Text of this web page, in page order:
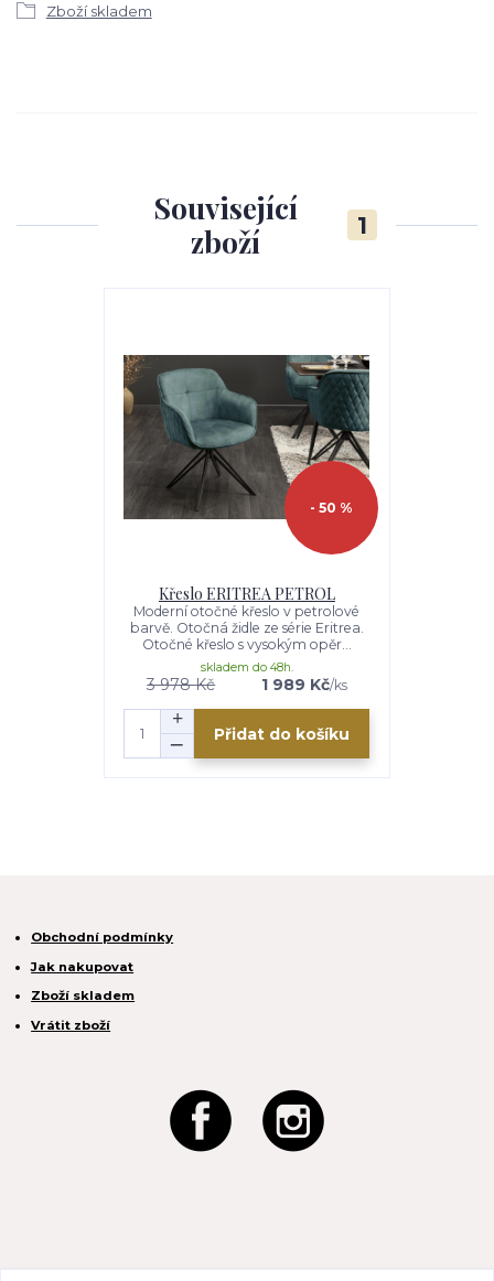
Zboží skladem
Související
zboží
1
- 50 %
Křeslo ERITREA PETROL
Moderní otočné křeslo v petrolové
barvě. Otočná židle ze série Eritrea.
Otočné křeslo s vysokým opěr...
3 978 Kč 1 989 Kč/ks
skladem do 48h.
Přidat do košíku
Obchodní podmínky
Jak nakupovat
Zboží skladem
Vrátit zboží